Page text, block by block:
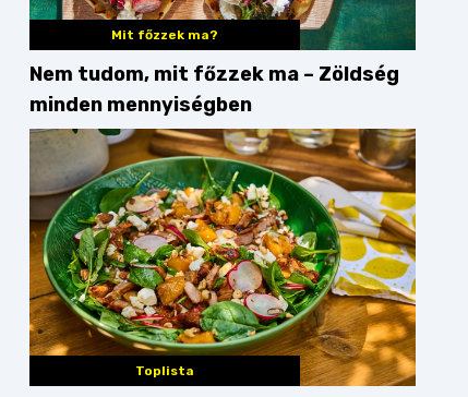
Mit főzzek ma?
Nem tudom, mit főzzek ma – Zöldség
minden mennyiségben
Toplista